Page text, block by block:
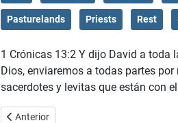
Pasturelands Priests Rest
1 Crónicas 13:2 Y dijo David a toda
Dios, enviaremos a todas partes
sacerdotes y levitas que están con
Artículo anterior: 1 Crónicas 13:1
Anterior